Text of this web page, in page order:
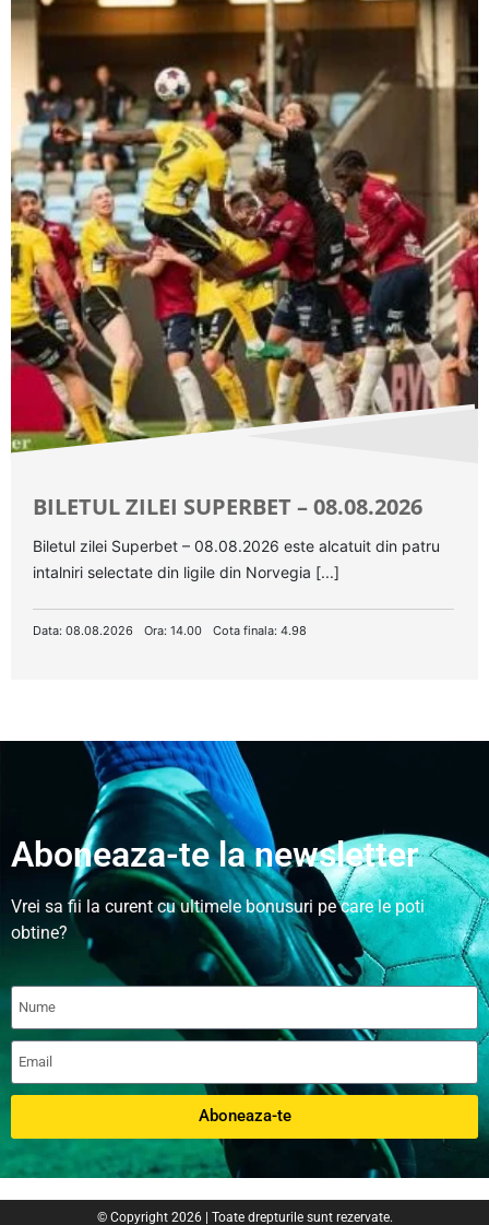
BILETUL ZILEI SUPERBET – 08.08.2026
Biletul zilei Superbet – 08.08.2026 este alcatuit din patru
intalniri selectate din ligile din Norvegia [...]
Data: 08.08.2026 Ora: 14.00 Cota finala: 4.98
Aboneaza-te la newsletter
Vrei sa fii la curent cu ultimele bonusuri pe care le poti
obtine?
Aboneaza-te
© Copyright 2026 | Toate drepturile sunt rezervate.